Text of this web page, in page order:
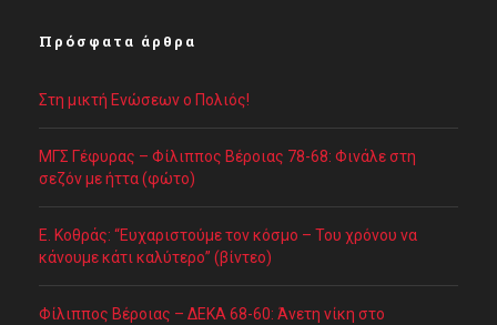
Πρόσφατα άρθρα
Στη μικτή Ενώσεων ο Πολιός!
ΜΓΣ Γέφυρας – Φίλιππος Βέροιας 78-68: Φινάλε στη
σεζόν με ήττα (φώτο)
Ε. Κοθράς: “Ευχαριστούμε τον κόσμο – Του χρόνου να
κάνουμε κάτι καλύτερο” (βίντεο)
Φίλιππος Βέροιας – ΔΕΚΑ 68-60: Άνετη νίκη στο